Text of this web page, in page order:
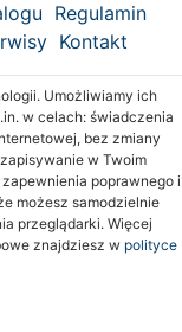
Regulamin
Kontakt
Umożliwiamy ich
w celach: świadczenia
bez zmiany
w Twoim
poprawnego i
możesz samodzielnie
przeglądarki. Więcej
znajdziesz w polityce